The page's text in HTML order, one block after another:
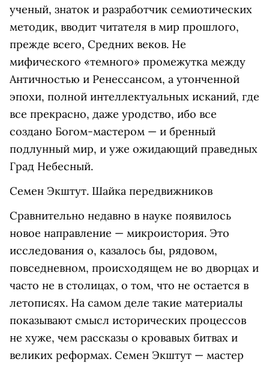
ученый, знаток и разработчик семиотических
методик, вводит читателя в мир прошлого,
прежде всего, Средних веков. Не
мифического «темного» промежутка между
Античностью и Ренессансом, а утонченной
эпохи, полной интеллектуальных исканий, где
все прекрасно, даже уродство, ибо все
создано Богом-мастером — и бренный
подлунный мир, и уже ожидающий праведных
Град Небесный.
Семен Экштут. Шайка передвижников
Сравнительно недавно в науке появилось
новое направление — микроистория. Это
исследования о, казалось бы, рядовом,
повседневном, происходящем не во дворцах и
часто не в столицах, о том, что не остается в
летописях. На самом деле такие материалы
показывают смысл исторических процессов
не хуже, чем рассказы о кровавых битвах и
великих реформах. Семен Экштут — мастер